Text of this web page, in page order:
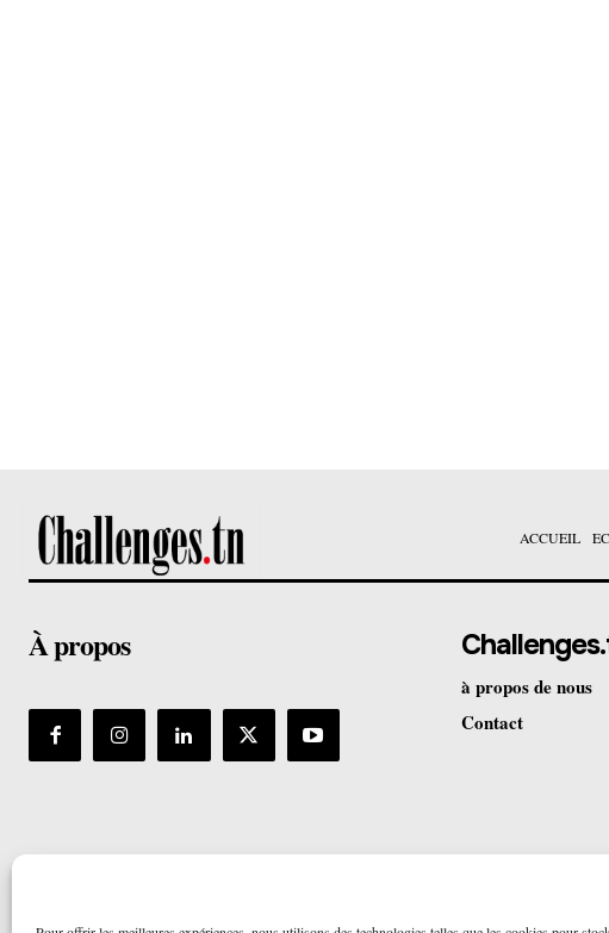
ACCUEIL
À propos
à propos de nous
Contact